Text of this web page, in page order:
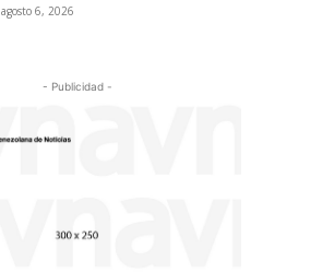
agosto 6, 2026
- Publicidad -